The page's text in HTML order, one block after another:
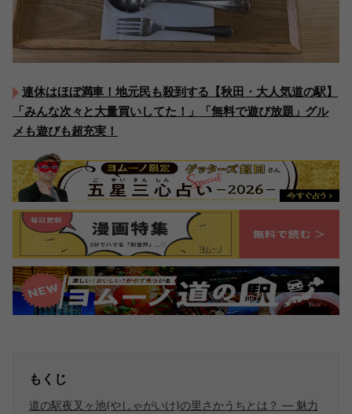
連休はほぼ満車！地元民も殺到する【秋田・大人気道の駅】
「みんな次々と大量買いしてた！」「無料で遊び放題」グル
メも遊びも超充実！
もくじ
道の駅夜叉ヶ池(やしゃがいけ)の里さかうちとは？ ― 魅力